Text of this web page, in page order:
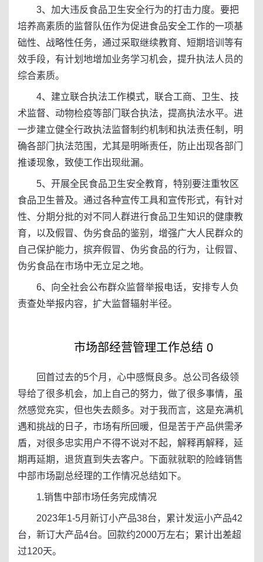
3、加大违反食品卫生安全行为的打击力度。要把
培养高素质的监督队伍作为促进食品安全工作的一项基
础性、战略性任务，通过采取继续教育、短期培训等有
效手段，有计划地增加业务学习机会，提升执法人员的
综合素质。
4、建立联合执法工作模式，联合工商、卫生、技
术监督、动物检疫等部门联合执法，提高执法水平。进
一步建立健全行政执法监督制约机制和执法责任制，明
确各部门执法范围，尤其是明晰责任，防止出现各部门
推诿现象，致使工作出现纰漏。
5、开展全民食品卫生安全教育，特别要注重牧区
食品卫生普及。通过各种宣传工具和宣传形式，有针对
性、分期分批的对不同人群进行食品卫生知识的健康教
育，以及假冒、伪劣食品的鉴别，增强广大人民群众的
自己保护能力，摈弃假冒、伪劣食品的行为，让假冒、
伪劣食品在市场中无立足之地。
6、向全社会公布群众监督举报电话，安排专人负
责查处举报内容，扩大监督辐射半径。
市场部经营管理工作总结 0
回首过去的5个月，心中感慨良多。总公司各级领
导给了很多机会，加上自己的努力，做了很多事情，虽
然感觉充实，但也失去颇多。对于我而言，这是充满机
遇和挑战的日子，市场有所回暖，但是苦于产品供需矛
盾，对很多忠实用户不得不说对不起，解释再解释，延
期再延期，退货直到失去客户。下面就就职的险峰销售
中部市场副总经理的工作情况总结如下。
1.销售中部市场任务完成情况
2023年1-5月新订小产品38台，累计发运小产品42
台，新订大产品4台。回款约2000万左右；累计出差超
过120天。